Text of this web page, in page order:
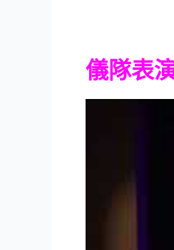
儀隊表